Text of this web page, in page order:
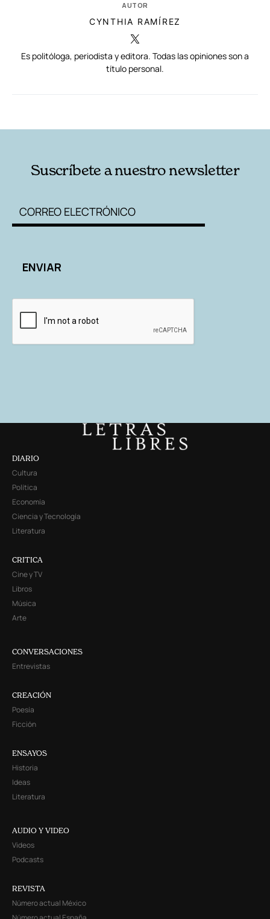
AUTOR
CYNTHIA RAMÍREZ
Es politóloga, periodista y editora. Todas las opiniones son a
título personal.
Suscríbete a nuestro newsletter
DIARIO
Cultura
Política
Economía
Ciencia y Tecnología
Literatura
CRITICA
Cine y TV
Libros
Música
Arte
CONVERSACIONES
Entrevistas
CREACIÓN
Poesía
Ficción
ENSAYOS
Historia
Ideas
Literatura
AUDIO Y VIDEO
Videos
Podcasts
REVISTA
Número actual México